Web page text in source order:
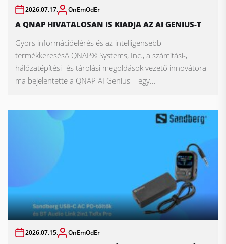
2026.07.17. OnEmOdEr
A QNAP HIVATALOSAN IS KIADJA AZ AI GENIUS-T
Gyors információelérés és az intelligensebb
termékkeresésA QNAP® Systems, Inc., a számítási-,
hálózatépítési- és tárolási megoldások vezető innovátora
ma bejelentette a QNAP AI Genius – egy...
2026.07.15. OnEmOdEr